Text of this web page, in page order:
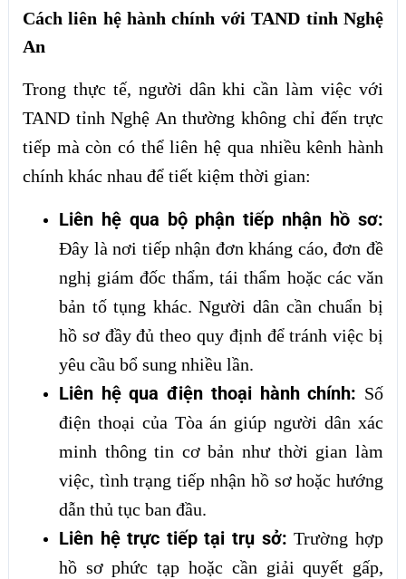
Cách liên hệ hành chính với TAND tỉnh Nghệ
An
Trong thực tế, người dân khi cần làm việc với
TAND tỉnh Nghệ An thường không chỉ đến trực
tiếp mà còn có thể liên hệ qua nhiều kênh hành
chính khác nhau để tiết kiệm thời gian:
Liên hệ qua bộ phận tiếp nhận hồ sơ:
Đây là nơi tiếp nhận đơn kháng cáo, đơn đề
nghị giám đốc thẩm, tái thẩm hoặc các văn
bản tố tụng khác. Người dân cần chuẩn bị
hồ sơ đầy đủ theo quy định để tránh việc bị
yêu cầu bổ sung nhiều lần.
Liên hệ qua điện thoại hành chính: Số
điện thoại của Tòa án giúp người dân xác
minh thông tin cơ bản như thời gian làm
việc, tình trạng tiếp nhận hồ sơ hoặc hướng
dẫn thủ tục ban đầu.
Liên hệ trực tiếp tại trụ sở: Trường hợp
hồ sơ phức tạp hoặc cần giải quyết gấp,